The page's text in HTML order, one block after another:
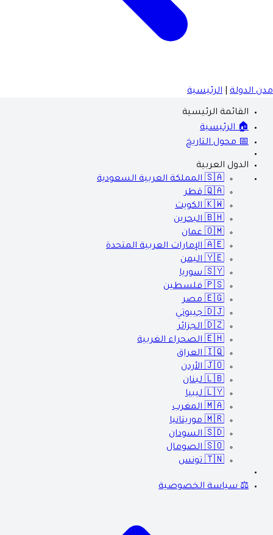
مدن الدولة الرئيسية
القائمة الرئيسية
🏠 الرئيسية
📅 محول التاريخ
الدول العربية
🇸🇦 المملكة العربية السعودية
🇶🇦 قطر
🇰🇼 الكويت
🇧🇭 البحرين
🇴🇲 عمان
🇦🇪 الإمارات العربية المتحدة
🇾🇪 اليمن
🇸🇾 سوريا
🇵🇸 فلسطين
🇪🇬 مصر
🇩🇯 جيبوتي
🇩🇿 الجزائر
🇪🇭 الصحراء الغربية
🇮🇶 العراق
🇯🇴 الأردن
🇱🇧 لبنان
🇱🇾 ليبيا
🇲🇦 المغرب
🇲🇷 موريتانيا
🇸🇩 السودان
🇸🇴 الصومال
🇹🇳 تونس
⚖️ سياسة الخصوصية